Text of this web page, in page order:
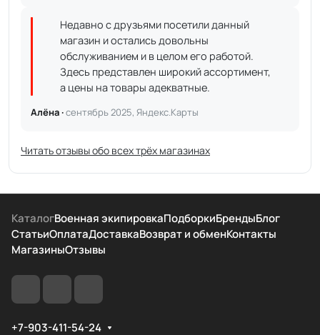
Недавно с друзьями посетили данный
магазин и остались довольны
обслуживанием и в целом его работой.
Здесь представлен широкий ассортимент,
а цены на товары адекватные.
Алёна ·сентябрь 2025, Яндекс.Карты
Читать отзывы обо всех трёх магазинах
КаталогВоенная экипировкаПодборкиБрендыБлог
СтатьиОплатаДоставкаВозврат и обменКонтакты
МагазиныОтзывы
+7-903-411-54-24